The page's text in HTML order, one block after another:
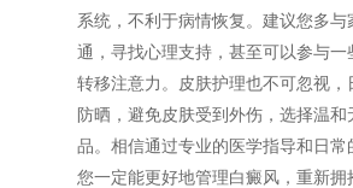
系统，不利于病情恢复。建议您多与
通，寻找心理支持，甚至可以参与一
转移注意力。皮肤护理也不可忽视，
防晒，避免皮肤受到外伤，选择温和
品。相信通过专业的医学指导和日常
您一定能更好地管理白癜风，重新拥